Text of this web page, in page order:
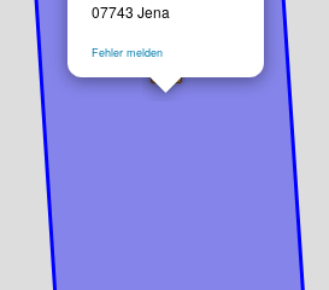
07743 Jena
Fehler melden